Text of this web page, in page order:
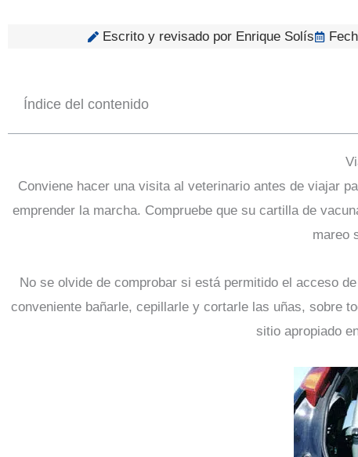
Escrito y revisado por Enrique Solís
Índice del contenido
Conviene hacer una visita al veterinario antes de viajar
emprender la marcha. Compruebe que su cartilla de
mareo
No se olvide de comprobar si está permitido el acceso
conveniente bañarle, cepillarle y cortarle las uñas, sobre
sitio apropiado